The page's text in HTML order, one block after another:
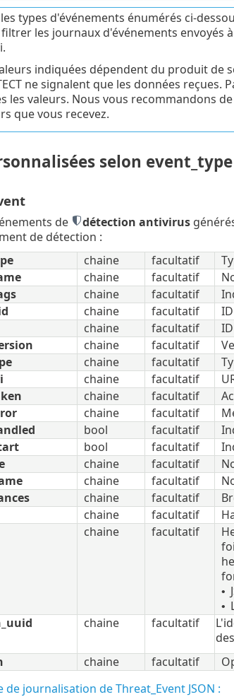
types d'événements énumérés ci-
les journaux d'événements envoyés à
indiquées dépendent du produit de
ne signalent que les données
les valeurs. Nous vous recommandons
que vous recevez.
selon
de détection antivirus
de détection :
chaine facultatif
chaine facultatif
chaine facultatif
chaine facultatif
chaine facultatif
chaine facultatif
chaine facultatif
chaine facultatif
chaine facultatif
chaine facultatif
bool facultatif
bool facultatif
chaine facultatif
chaine facultatif
chaine facultatif
chaine facultatif
chaine facultatif
•
•
chaine facultatif
chaine facultatif
de journalisation de Threat_Event JSON :